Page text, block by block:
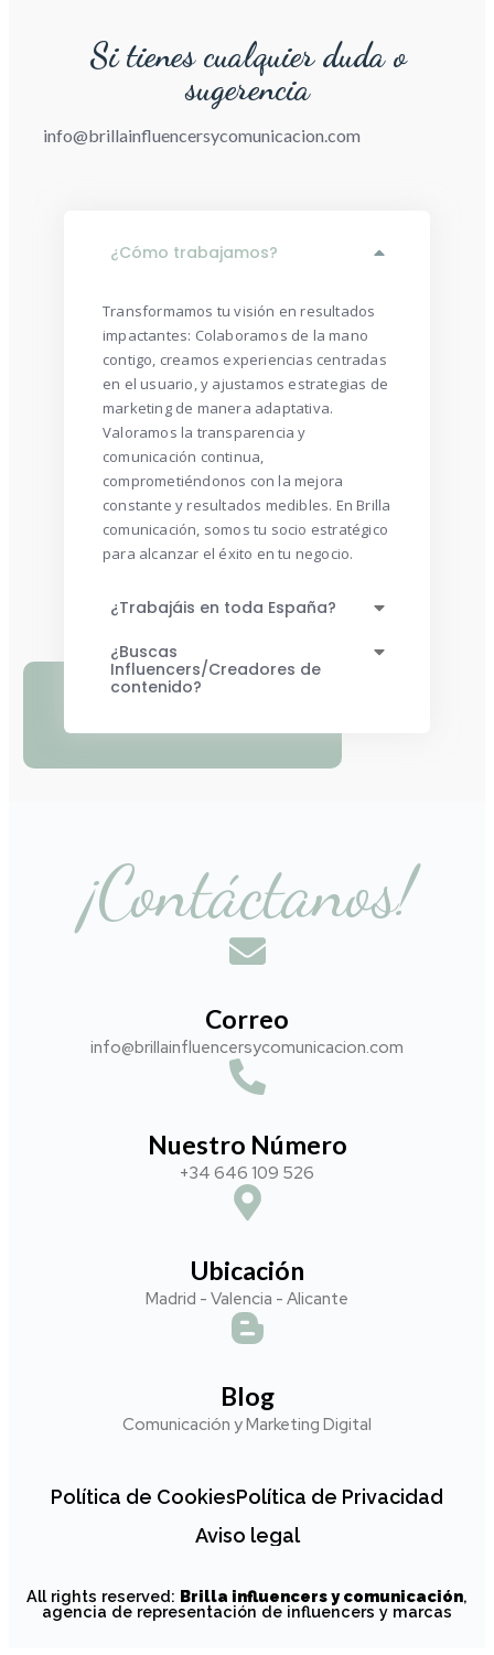
Si tienes cualquier duda o
sugerencia
info@brillainfluencersycomunicacion.com
¿Cómo trabajamos?
Transformamos tu visión en resultados
impactantes: Colaboramos de la mano
contigo, creamos experiencias centradas
en el usuario, y ajustamos estrategias de
marketing de manera adaptativa.
Valoramos la transparencia y
comunicación continua,
comprometiéndonos con la mejora
constante y resultados medibles. En Brilla
comunicación, somos tu socio estratégico
para alcanzar el éxito en tu negocio.
¿Trabajáis en toda España?
¿Buscas
Influencers/Creadores de
contenido?
¡Contáctanos!
Correo
info@brillainfluencersycomunicacion.com​
Nuestro Número
+34 646 109 526
Ubicación
Madrid - Valencia - Alicante
Blog
Comunicación y Marketing Digital
Política de CookiesPolítica de Privacidad
Aviso legal
All rights reserved: Brilla influencers y comunicación,
agencia de representación de influencers y marcas